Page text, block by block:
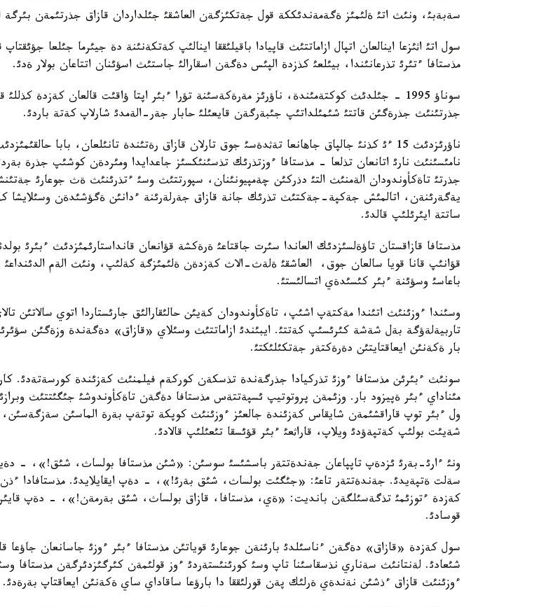
سةبةبئ، ونئث اتئ ةلئمئز ةگةمةندئككة قول جةتكئزگةن العاشقئ جئلداردان قازاق جذرتئمةن بئرگة
سول اتئ اثئزعا اينالعان اتپال ازاماتتئث قاپيادا باقيلئققا اينالئپ كةتكةنئنة دة جيئرما جئلعا جؤئقتاپ
مذستافا ءتئرئ تذرعانئندا، بيئلعئ كذزدة الپئس دةگةن اسقارالئ جاستئث اسؤئنان اتتاعان بولار ةدئ.
سوناؤ 1995 - جئلدئث كوكتةمئندة، ناؤرئز مةرةكةسئنة تؤرا ءبئر اپتا ؤاقئت قالعان كةزدة كذللئ
جذرتئنئث جذرةگئن قاتتئ شئمئلداتئپ جئبةرگةن قايعئلئ حابار جةر-الةمدئ شارلاپ كةتة باردئ.
ناؤرئزدئث 15 ءئ كذنئ جالپاق جاهانعا تةثدةسئ جوق تارلان قازاق رةتئندة تانئلعان، بابا
نامئسئنئث نارئ اتانعان تذلعا - مذستافا ءوزتذرئك تذسئنئكسئز جاعدايدا ومئردةن كوشئپ جذرة
جذرتئ تاةكأوندودان الةمنئث التئ دذركئن چةمپيونئنان، سپورتتئث وسئ ءتذرئنئث ةث جوعارئ
يةگةرئنةن، اتالمئش جةكپة-جةكتئث تذرئك جانة قازاق جةرلةرئنة ءدانئن ةگؤشئدةن وسئلايشا
ساتتة ايئرئلئپ قالدئ.
مذستافا قازاقستان تاؤةلسئزدئك العاندا سئرت جاقتاعئ ةرةكشة قؤانعان قانداستارئمئزدئث ءبئرئ
قؤانئپ قانا قويا سالعان جوق، العاشقئ ةلةث-الاث كةزدةن ةلئمئزگة كةلئپ، ونئث الةم الدئنداعئ
باعاسئ وسؤئنة ءبئر كئسئدةي اتسالئستئ.
وسئندا ءوزئنئث اتئندا مةكتةپ اشئپ، تاةكأوندودان كةيئن حالئقارالئق جارئستاردا اتوي سالاتئن
تاربيةلةؤگة بةل شةشة كئرئسئپ كةتتئ. ايبئندئ ازاماتتئث وسئلاي «قازاق» دةگةندة وزةگئن
بار ةكةنئن ايعاقتايتئن دةرةكتةر جةتكئلئكتئ.
سونئث ءبئرئن مذستافا ءوزئ تذركيادا جذرگةندة تذسكةن كوركةم فيلمنئث كةزئندة كورسةتةدئ.
مئناداي ءبئر ةپيزود بار. وزئمةن پروتوتيپ ئسپةتتةس مذستافا دةگةن تاةكأوندوشئ جئگئتتئث
ول ءبئر توپ قاراقشئمةن شايقاس كةزئندة جالعئز ءوزئنئث كوپكة توتةپ بةرة الماسئن سةزگةسئن،
شةيئت بولئپ كةتپةؤدئ ويلاپ، قاراثعئ ءبئر قؤئسقا تئعئلئپ قالادئ.
ونئ ءارئ-بةرئ ئزدةپ تاپپاعان جةندةتتةر باسشئسئ سوسئن: «شئن مذستافا بولساث، شئق!»، -
سةلت ةتپةيدئ. جةندةتتةر تاعئ: «جئگئت بولساث، شئق بةرئ!»، - دةپ ايقايلايدئ. مذستافادا
كةزدة ءتوزئمئ تذگةسئلگةن بانديت: «ةي، مذستافا، قازاق بولساث، شئق بةرمةن!»، - دةپ
قوسادئ.
سول كةزدة «قازاق» دةگةن ءناسئلدئ بارئنةن جوعارئ قوياتئن مذستافا ءبئر ءوزئ جاسانعان جاؤعا
شئعادئ. لةنتانئث سةناري نذسقاسئنا تاپ وسئ كورئنئستةردئ ءوز قولئمةن كئرگئزدئرگةن مذستافا
ءوزئنئث قازاق ءذشئن نةندةي ةرلئك پةن قورلئققا دا بارؤعا ساقاداي ساي ةكةنئن ايعاقتاپ بةرةدئ.